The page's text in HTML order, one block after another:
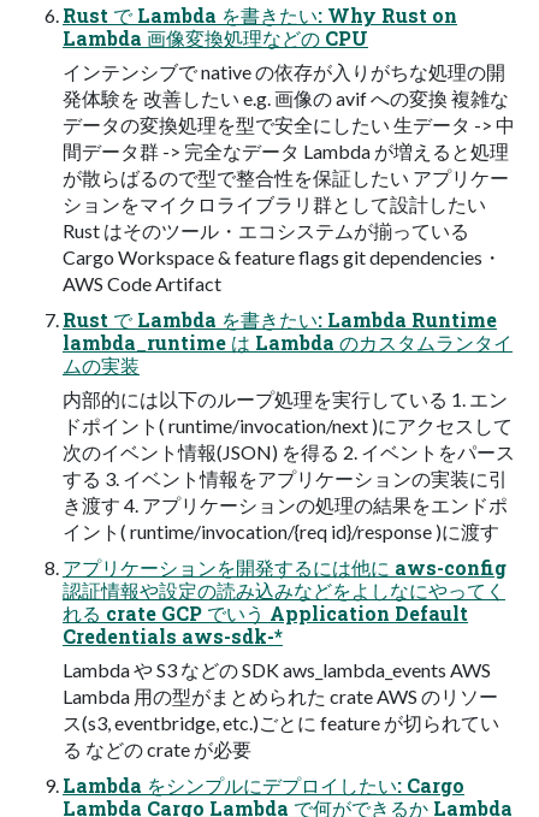
Rust で Lambda を書きたい: Why Rust on
Lambda 画像変換処理などの CPU
インテンシブで native の依存が入りがちな処理の開
発体験を 改善したい e.g. 画像の avif への変換 複雑な
データの変換処理を型で安全にしたい 生データ -> 中
間データ群 -> 完全なデータ Lambda が増えると処理
が散らばるので型で整合性を保証したい アプリケー
ションをマイクロライブラリ群として設計したい
Rust はそのツール・エコシステムが揃っている
Cargo Workspace & feature flags git dependencies・
AWS Code Artifact
Rust で Lambda を書きたい: Lambda Runtime
lambda_runtime は Lambda のカスタムランタイ
ムの実装
内部的には以下のループ処理を実行している 1. エン
ドポイント( runtime/invocation/next )にアクセスして
次のイベント情報(JSON) を得る 2. イベントをパース
する 3. イベント情報をアプリケーションの実装に引
き渡す 4. アプリケーションの処理の結果をエンドポ
イント( runtime/invocation/{req id}/response )に渡す
アプリケーションを開発するには他に aws-config
認証情報や設定の読み込みなどをよしなにやってく
れる crate GCP でいう Application Default
Credentials aws-sdk-*
Lambda や S3 などの SDK aws_lambda_events AWS
Lambda 用の型がまとめられた crate AWS のリソー
ス(s3, eventbridge, etc.)ごとに feature が切られてい
る などの crate が必要
Lambda をシンプルにデプロイしたい: Cargo
Lambda Cargo Lambda で何ができるか Lambda